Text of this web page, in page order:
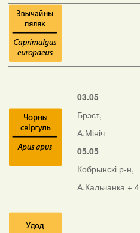
03.05
Брэст,
А.Мініч
05.05
Кобрынскі р-н,
А.Кальчанка + 4